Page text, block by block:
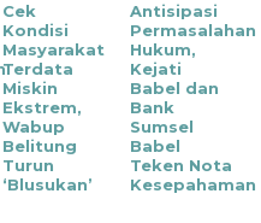
Cek
Kondisi
Masyarakat
Terdata
Miskin
Ekstrem,
Wabup
Belitung
Turun
‘Blusukan’
Antisipasi
Permasalahan
Hukum,
Kejati
Babel dan
Bank
Sumsel
Babel
Teken Nota
Kesepahaman